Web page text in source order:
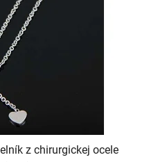
z chirurgickej ocele